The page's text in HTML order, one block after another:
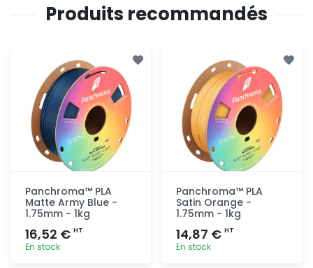
Produits recommandés
Panchroma™ PLA
Matte Army Blue -
1.75mm - 1kg
16,52 € HT
En stock
Panchroma™ PLA
Satin Orange -
1.75mm - 1kg
14,87 € HT
En stock